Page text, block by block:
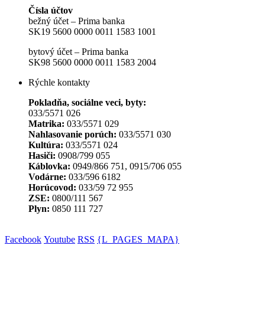
Čísla účtov
bežný účet – Prima banka
SK19 5600 0000 0011 1583 1001
bytový účet – Prima banka
SK98 5600 0000 0011 1583 2004
Rýchle kontakty
Pokladňa, sociálne veci, byty:
033/5571 026
Matrika: 033/5571 029
Nahlasovanie porúch: 033/5571 030
Kultúra: 033/5571 024
Hasiči: 0908/799 055
Káblovka: 0949/866 751, 0915/706 055
Vodárne: 033/596 6182
Horúcovod: 033/59 72 955
ZSE: 0800/111 567
Plyn: 0850 111 727
Facebook Youtube RSS {L_PAGES_MAPA}